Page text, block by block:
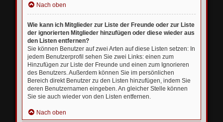
Nach oben
Wie kann ich Mitglieder zur Liste der Freunde oder zur Liste
der ignorierten Mitglieder hinzufügen oder diese wieder aus
den Listen entfernen?
Sie können Benutzer auf zwei Arten auf diese Listen setzen: In
jedem Benutzerprofil sehen Sie zwei Links: einen zum
Hinzufügen zur Liste der Freunde und einen zum Ignorieren
des Benutzers. Außerdem können Sie im persönlichen
Bereich direkt Benutzer zu den Listen hinzufügen, indem Sie
deren Benutzernamen eingeben. An gleicher Stelle können
Sie sie auch wieder von den Listen entfernen.
Nach oben